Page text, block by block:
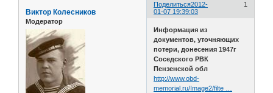
Поделиться 1
2012-
01-07 19:39:03
Виктор Колесников
Модератор
Информация из
документов, уточняющих
потери, донесения 1947г
Соседского РВК
Пензенской обл
http://www.obd-
memorial.ru/Image2/filte …